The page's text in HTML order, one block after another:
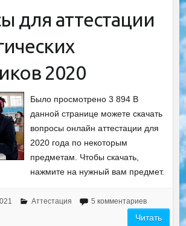
для аттестации
2020
Было просмотрено 3 894 В
данной странице можете скачать
вопросы онлайн аттестации для
2020 года по некоторым
предметам. Чтобы скачать,
нажмите на нужный вам предмет.
Аттестация 5 комментариев
Читать